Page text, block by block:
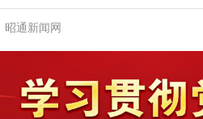
昭通新闻网